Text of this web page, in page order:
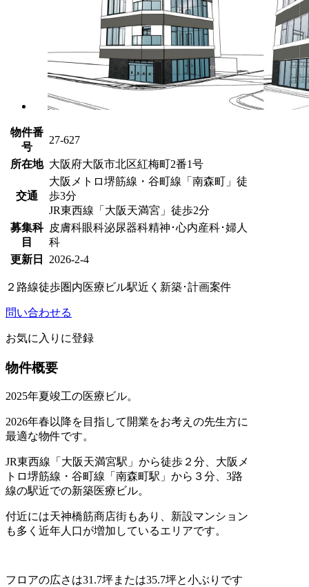
物件番
号
27-627
所在地 大阪府大阪市北区紅梅町2番1号
交通
大阪メトロ堺筋線・谷町線「南森町」徒
歩3分
JR東西線「大阪天満宮」徒歩2分
募集科
目
皮膚科眼科泌尿器科精神･心内産科･婦人
科
更新日
2026-2-4
２路線徒歩圏内医療ビル駅近く 新築･計画案件
問い合わせる
お気に入りに登録
物件概要
2025年夏竣工の医療ビル。
2026年春以降を目指して開業をお考えの先生方に
最適な物件です。
JR東西線「大阪天満宮駅」から徒歩２分、大阪メ
トロ堺筋線・谷町線「南森町駅」から３分、3路
線の駅近での新築医療ビル。
付近には天神橋筋商店街もあり、新設マンション
も多く近年人口が増加しているエリアです。
フロアの広さは31.7坪または35.7坪と小ぶりです